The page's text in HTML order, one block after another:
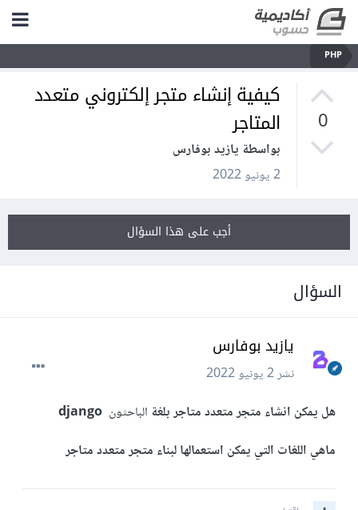
PHP
0
كيفية إنشاء متجر إلكتروني متعدد
المتاجر
بواسطة يازيد بوفارس
2 يونيو 2022
أجب على هذا السؤال
السؤال
يازيد بوفارس
نشر2 يونيو 2022
هل يمكن انشاء متجر متعدد متاجر بلغة الباحثون
ماهي اللغات التي يمكن استعمالها لبناء متجر متعدد متاجر